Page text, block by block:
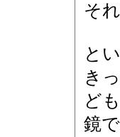
そ
と
き
ども
鏡